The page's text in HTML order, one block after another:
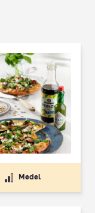
Medel